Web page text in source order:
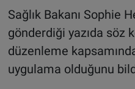
Sağlık Bakanı Sophie
gönderdiği yazıda söz
düzenleme
uygulama olduğunu